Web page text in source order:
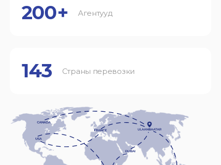
200+ Агентууд
143 Страны перевозки